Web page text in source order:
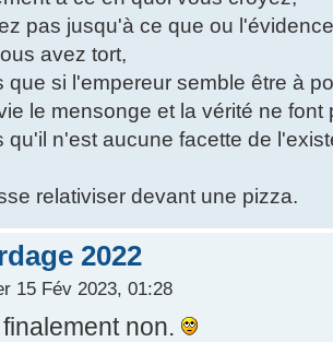
pas jusqu'à ce que ou
avez tort,
que si l'empereur semble être à
le mensonge et la vérité ne font
qu'il n'est aucune facette de
relativiser devant une pizza.
2022
15 Fév 2023, 01:28
non.